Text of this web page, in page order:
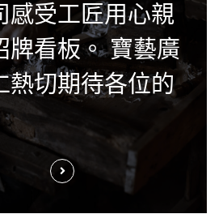
感受工匠用心親
牌看板。 寶藝廣
熱切期待各位的